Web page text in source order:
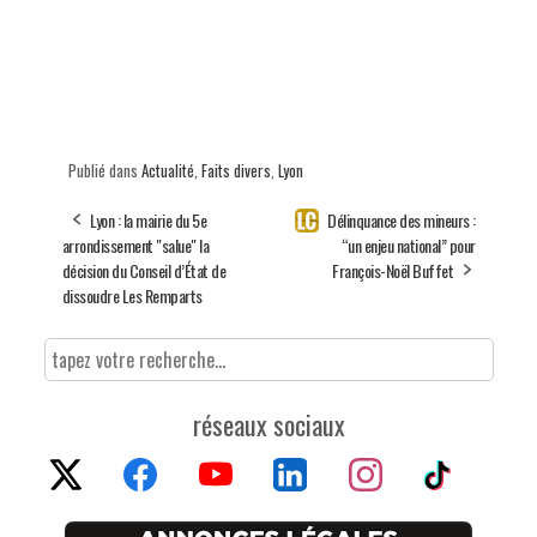
Publié dans Actualité Faits divers Lyon
Lyon : la mairie du 5e
arrondissement "salue" la
décision du Conseil d’État de
dissoudre Les Remparts
Délinquance des mineurs :
“un enjeu national” pour
François-Noël Buffet
réseaux sociaux